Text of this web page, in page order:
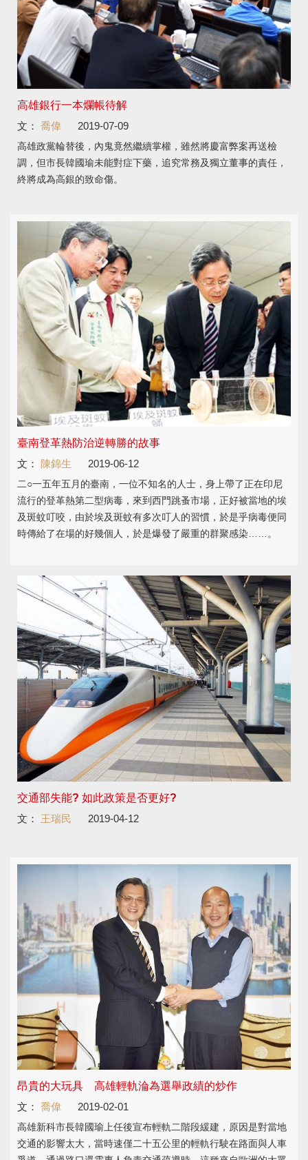
高雄銀行一本爛帳待解
文： 喬偉 2019-07-09
高雄政黨輪替後，內鬼竟然繼續掌權，雖然將慶富弊案再送檢
調，但市長韓國瑜未能對症下藥，追究常務及獨立董事的責任，
終將成為高銀的致命傷。
臺南登革熱防治逆轉勝的故事
文：
陳錦生 2019-06-12
二○一五年五月的臺南，一位不知名的人士，身上帶了正在印尼
流行的登革熱第二型病毒，來到西門跳蚤市場，正好被當地的埃
及斑蚊叮咬，由於埃及斑蚊有多次叮人的習慣，於是乎病毒便同
時傳給了在場的好幾個人，於是爆發了嚴重的群聚感染……。
交通部失能? 如此政策是否更好?
文：
王瑞民 2019-04-12
昂貴的大玩具 高雄輕軌淪為選舉政績的炒作
文： 喬偉 2019-02-01
高雄新科市長韓國瑜上任後宣布輕軌二階段緩建，原因是對當地
交通的影響太大，當時速僅二十五公里的輕軌行駛在路面與人車